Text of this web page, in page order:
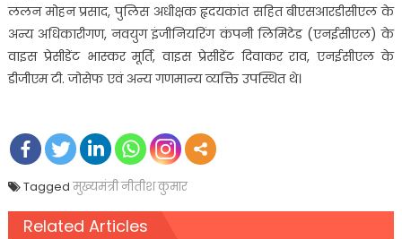
ललन मोहन प्रसाद, पुलिस अधीक्षक हृदयकांत सहित बीएसआरडीसीएल के
अन्य अधिकारीगण, नवयुग इंजीनियरिंग कंपनी लिमिटेड (एनईसीएल) के
वाइस प्रेसीडेंट भास्कर मूर्ति, वाइस प्रेसीडेंट दिवाकर राव, एनईसीएल के
डीजीएम टी. जोसेफ एवं अन्य गणमान्य व्यक्ति उपस्थित थे।
Tagged मुख्यमंत्री नीतीश कुमार
Related Articles